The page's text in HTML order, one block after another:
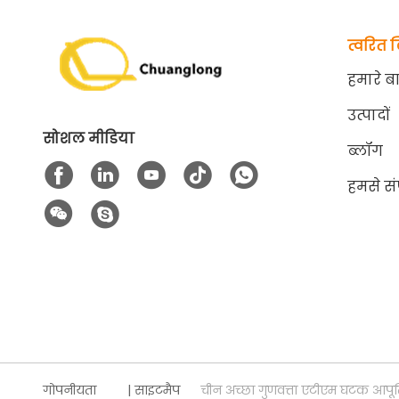
सोशल मीडिया
त्वरित
हमारे
उत्पादों
ब्लॉग
हमसे
गोपनीयता |साइटमैप चीन अच्छा गुणवत्ता एटीएम घटक